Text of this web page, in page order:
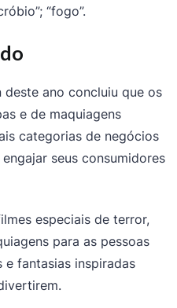
“fogo”.
ano concluiu que os
e de maquiagens
categorias de negócios
seus consumidores
especiais de terror,
para as pessoas
fantasias inspiradas